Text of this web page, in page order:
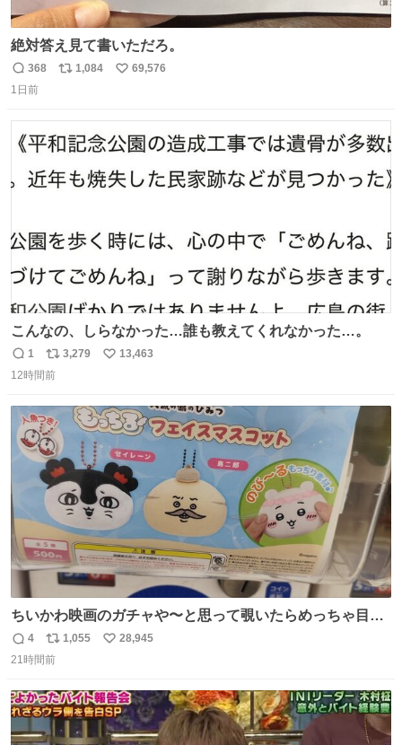
絶対答え見て書いただろ。
返
信
368
リ
ト
数
1,084
い
数
69,576
1日前
こんなの、しらなかった…誰も教えてくれなかった…。
返
信
1
リ
ポ
ト
数
3,279
い
数
13,463
12時間前
ちいかわ映画のガチャや〜と思って覗いたらめっちゃ目合
って気まずい
返
信
4
リ
ポ
ト
数
1,055
い
数
28,945
21時間前